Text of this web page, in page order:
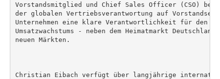
Vorstandsmitglied und Chief Sales Officer (CSO)
der globalen Vertriebsverantwortung auf
Unternehmen eine klare Verantwortlichkeit für den
Umsatzwachstums - neben dem Heimatmarkt
neuen Märkten.
Christian Eibach verfügt über langjährige